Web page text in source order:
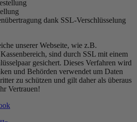
dank SSL-Verschlüsselung
unserer Webseite, wie z.B.
sind durch SSL mit einem
gesichert. Dieses Verfahren wird
und Behörden verwendet um Daten
zu schützen und gilt daher als überaus
Vertrauen!